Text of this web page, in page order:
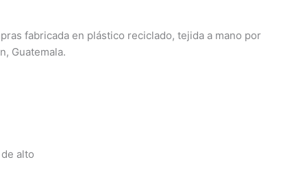
fabricada en plástico reciclado, tejida a mano por
Guatemala.
alto